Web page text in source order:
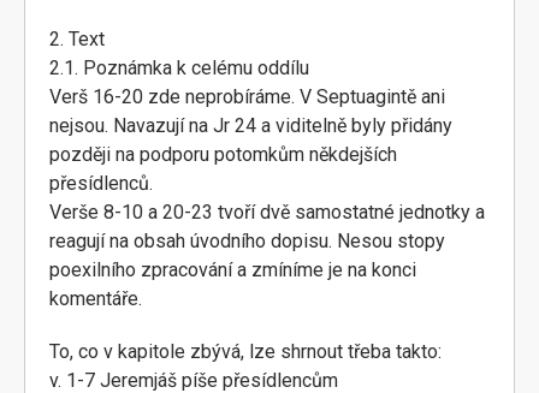
2. Text
2.1. Poznámka k celému oddílu
Verš 16-20 zde neprobíráme. V Septuagintě ani
nejsou. Navazují na Jr 24 a viditelně byly přidány
později na podporu potomkům někdejších
přesídlenců.
Verše 8-10 a 20-23 tvoří dvě samostatné jednotky a
reagují na obsah úvodního dopisu. Nesou stopy
poexilního zpracování a zmíníme je na konci
komentáře.
To, co v kapitole zbývá, lze shrnout třeba takto:
v. 1-7 Jeremjáš píše přesídlencům